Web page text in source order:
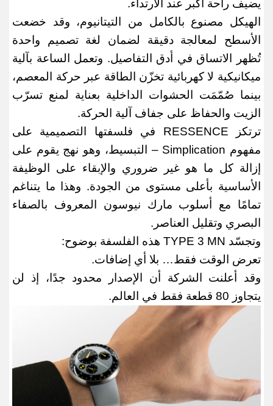
يضيف راحة أكبر عند الارتداء.
الهيكل مصنوع بالكامل من التيتانيوم، وقد خضعت
الأسطح لمعالجة دقيقة لضمان لغة تصميم واحدة
تُظهر الاتساق في أدق التفاصيل. وتعمل الساعة بآلية
ميكانيكية لا كهربائية تخزّن الطاقة عبر حركة المعصم،
بينما صُمّمَت الحشوات الداخلية بعناية لمنع تسرّب
الزيت والحفاظ على جفاف آلية الحركة.
ترتكز
في فلسفتها التصميمية على
مفهوم Simplication –
التبسيط، وهو نهج يقوم على
إزالة كل ما هو غير ضروري والإبقاء على الوظيفة
الأساسية بأعلى مستوى من الجودة. وهذا ما يتناغم
تمامًا مع أسلوب مارك نيوسون المعروف بالصفاء
البصري وتقليل العناصر .
وتجسّد TYPE 3 MN هذه الفلسفة بوضوح:
تعرض الوقت فقط… بلا أي إضافات.
وقد أعلنت الشركة أن الإصدار محدود جدًا، إذ لن
يتجاوز 80 قطعة فقط في العالم.